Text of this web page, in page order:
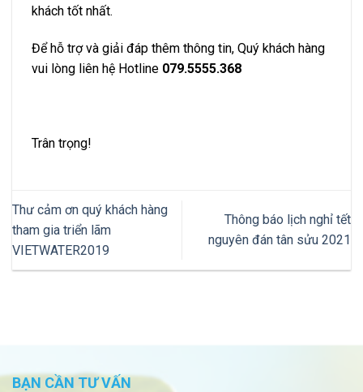
khách tốt nhất.
Để hỗ trợ và giải đáp thêm thông tin, Quý khách hàng
vui lòng liên hệ Hotline 079.5555.368
Trân trọng!
Thư cảm ơn quý khách hàng
tham gia triển lãm
VIETWATER2019
Thông báo lịch nghỉ tết
nguyên đán tân sửu 2021
BẠN CẦN TƯ VẤN